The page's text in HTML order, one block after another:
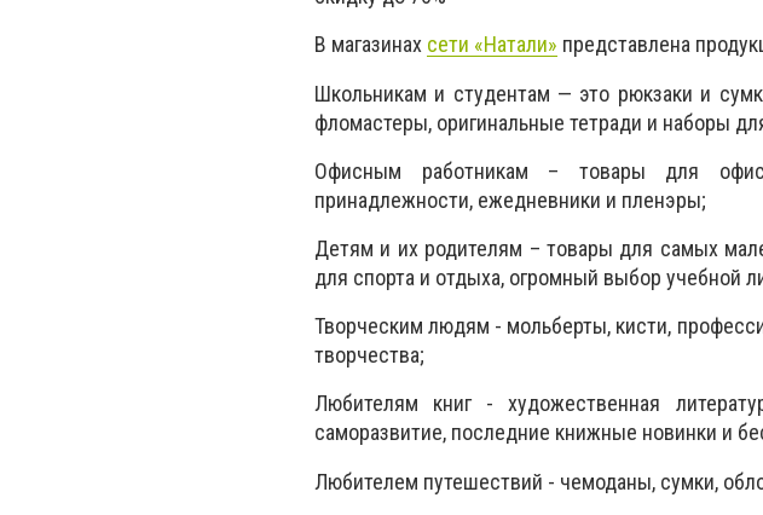
В магазинах сети «Натали» представлена
Школьникам и студентам — это рюкзаки и
фломастеры, оригинальные тетради и наборы
Офисным работникам – товары для
принадлежности, ежедневники и пленэры;
Детям и их родителям – товары для самых
для спорта и отдыха, огромный выбор учебной
Творческим людям - мольберты, кисти,
творчества;
Любителям книг - художественная
саморазвитие, последние книжные новинки и
Любителем путешествий - чемоданы, сумки,